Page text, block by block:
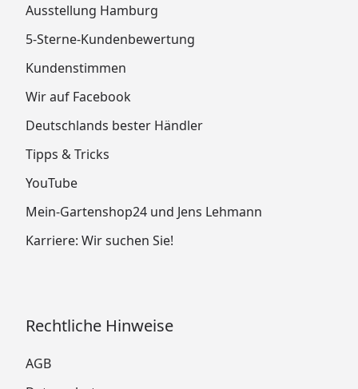
Ausstellung Hamburg
5-Sterne-Kundenbewertung
Kundenstimmen
Wir auf Facebook
Deutschlands bester Händler
Tipps & Tricks
YouTube
Mein-Gartenshop24 und Jens Lehmann
Karriere: Wir suchen Sie!
Rechtliche Hinweise
AGB